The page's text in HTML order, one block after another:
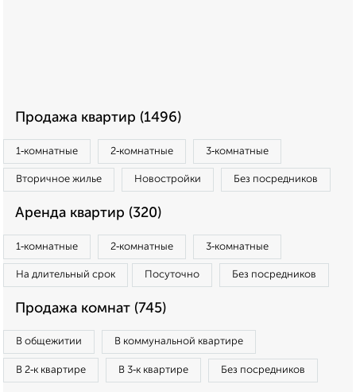
Продажа квартир (1496)
1‑комнатные 2‑комнатные 3‑комнатные
Вторичное жилье Новостройки Без посредников
Аренда квартир (320)
1‑комнатные 2‑комнатные 3‑комнатные
На длительный срок Посуточно Без посредников
Продажа комнат (745)
В общежитии В коммунальной квартире
В 2‑к квартире В 3‑к квартире Без посредников